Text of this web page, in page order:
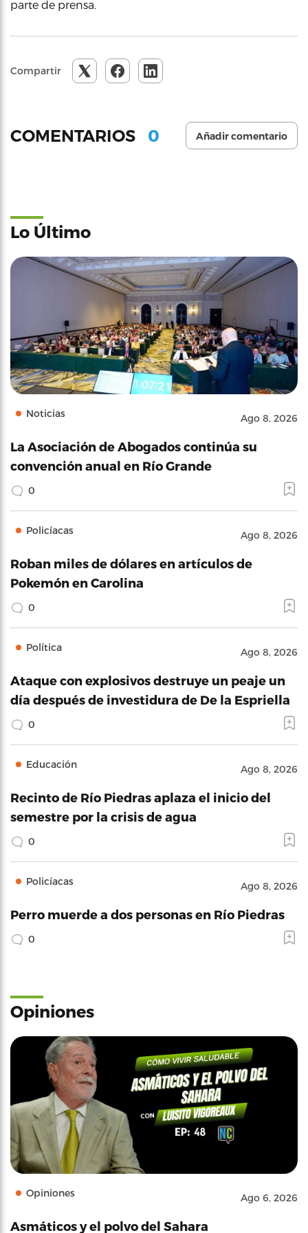
parte de prensa.
Compartir
COMENTARIOS 0 Añadir comentario
Lo Último
Noticias Ago 8, 2026
La Asociación de Abogados continúa su
convención anual en Río Grande
0
Policíacas Ago 8, 2026
Roban miles de dólares en artículos de
Pokemón en Carolina
0
Política Ago 8, 2026
Ataque con explosivos destruye un peaje un
día después de investidura de De la Espriella
0
Educación Ago 8, 2026
Recinto de Río Piedras aplaza el inicio del
semestre por la crisis de agua
0
Policíacas Ago 8, 2026
Perro muerde a dos personas en Río Piedras
0
Opiniones
Opiniones Ago 6, 2026
Asmáticos y el polvo del Sahara